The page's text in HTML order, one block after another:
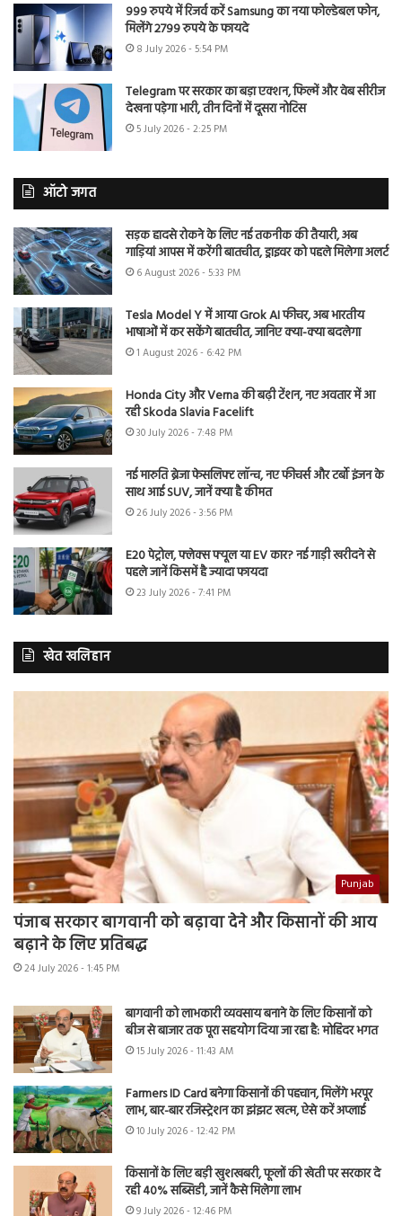
999 रुपये में रिजर्व करें Samsung का नया फोल्डेबल फोन,
मिलेंगे 2799 रुपये के फायदे
8 July 2026 - 5:54 PM
Telegram पर सरकार का बड़ा एक्शन, फिल्में और वेब सीरीज
देखना पड़ेगा भारी, तीन दिनों में दूसरा नोटिस
5 July 2026 - 2:25 PM
ऑटो जगत
सड़क हादसे रोकने के लिए नई तकनीक की तैयारी, अब
गाड़ियां आपस में करेंगी बातचीत, ड्राइवर को पहले मिलेगा अलर्ट
6 August 2026 - 5:33 PM
Tesla Model Y में आया Grok AI फीचर, अब भारतीय
भाषाओं में कर सकेंगे बातचीत, जानिए क्या-क्या बदलेगा
1 August 2026 - 6:42 PM
Honda City और Verna की बढ़ी टेंशन, नए अवतार में आ
रही Skoda Slavia Facelift
30 July 2026 - 7:48 PM
नई मारुति ब्रेजा फेसलिफ्ट लॉन्च, नए फीचर्स और टर्बो इंजन के
साथ आई SUV, जानें क्या है कीमत
26 July 2026 - 3:56 PM
E20 पेट्रोल, फ्लेक्स फ्यूल या EV कार? नई गाड़ी खरीदने से
पहले जानें किसमें है ज्यादा फायदा
23 July 2026 - 7:41 PM
खेत खलिहान
Punjab
पंजाब सरकार बागवानी को बढ़ावा देने और किसानों की आय
बढ़ाने के लिए प्रतिबद्ध
24 July 2026 - 1:45 PM
बागवानी को लाभकारी व्यवसाय बनाने के लिए किसानों को
बीज से बाजार तक पूरा सहयोग दिया जा रहा है: मोहिंदर भगत
15 July 2026 - 11:43 AM
Farmers ID Card बनेगा किसानों की पहचान, मिलेंगे भरपूर
लाभ, बार-बार रजिस्ट्रेशन का झंझट खत्म, ऐसे करें अप्लाई
10 July 2026 - 12:42 PM
किसानों के लिए बड़ी खुशखबरी, फूलों की खेती पर सरकार दे
रही 40% सब्सिडी, जानें कैसे मिलेगा लाभ
9 July 2026 - 12:46 PM